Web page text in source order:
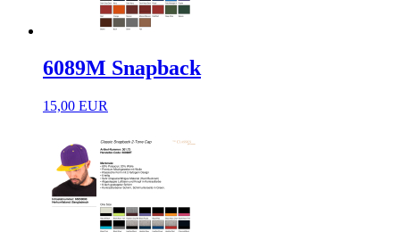
6089M Snapback
15,00 EUR